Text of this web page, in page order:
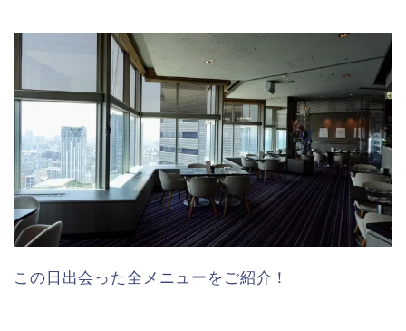
この日出会った全メニューをご紹介！